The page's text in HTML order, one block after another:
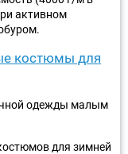
активном
костюмы для
одежды малым
для зимней